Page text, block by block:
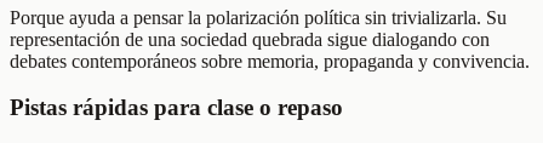
Porque ayuda a pensar la polarización política sin trivializarla. Su
representación de una sociedad quebrada sigue dialogando con
debates contemporáneos sobre memoria, propaganda y convivencia.
Pistas rápidas para clase o repaso